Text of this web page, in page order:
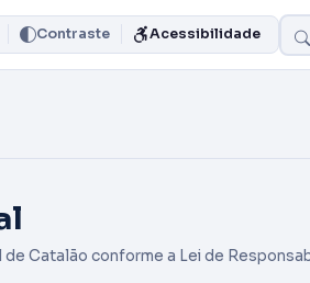
Contraste Acessibilidade
Catalão conforme a Lei de